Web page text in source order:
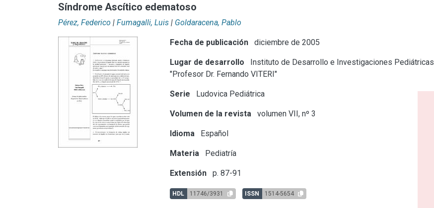
Síndrome Ascítico edematoso
Pérez, Federico | Fumagalli, Luis | Goldaracena, Pablo
Fecha de publicación diciembre de 2005
Lugar de desarrollo
Instituto de Desarrollo e Investigaciones Pediátricas
"Profesor Dr. Fernando VITERI"
Serie Ludovica Pediátrica
Volumen de la revista volumen VII, nº 3
Idioma Español
Materia Pediatría
Extensión p. 87-91
HDL 11746/3931 ISSN 1514-5654